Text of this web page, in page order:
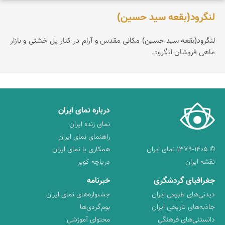
لنگرود(بقعه سید حسین)
لنگرود(بقعه سید حسین) مکانی مقدس و آرام در کنار پل خشتی و بازار
ماهی فروشان لنگرود.
© ۱۳۷۹-۱۴۰۵ نمای ایران
نقشه ایران
درباره نمای ایران
نمای زنده ایران
راهنمای نمای ایران
همکاری با نمای ایران
دریاچه کویر
جغرافیای گردشگری
دیدنی‌های طبیعی ایران
جاذبه‌های تاریخی ایران
دانستنی‌های فرهنگی
خبرنامه
جشنواره‌های نمای ایران
بوم‌گردی‌ها
محتوای آموزشی